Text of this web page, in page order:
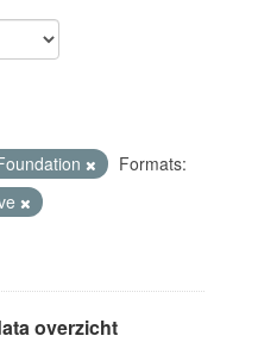
Formats:
overzicht